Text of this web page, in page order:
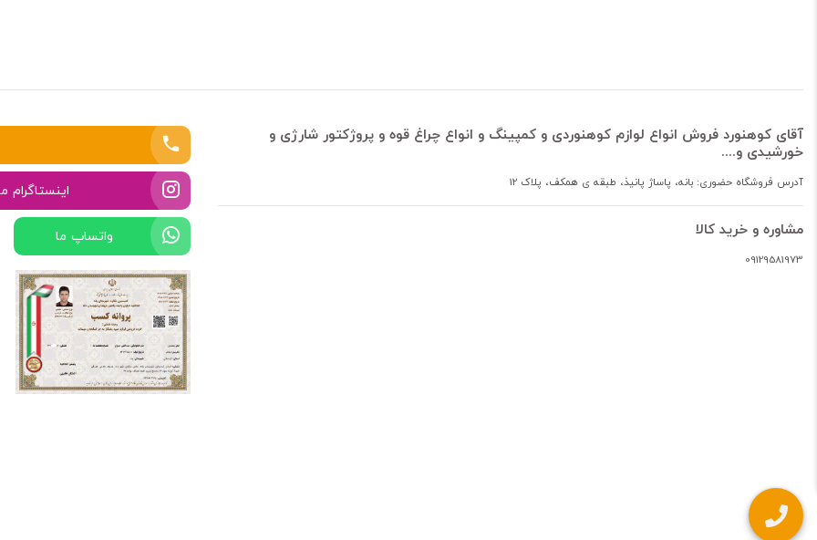
آقای کوهنورد فروش انواع لوازم کوهنوردی و کمپینگ و انواع چراغ قوه و پروژکتور شارژی و
خورشیدی و....
آدرس فروشگاه حضوری: بانه، پاساژ پانیذ، طبقه ی همکف، پلاک 12
مشاوره و خرید کالا
09129581973
اینستاگرام
واتساپ ما